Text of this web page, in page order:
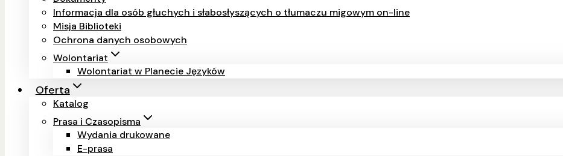
Informacja dla osób głuchych i słabosłyszących o tłumaczu migowym on-line
Misja Biblioteki
Ochrona danych osobowych
Wolontariat
Wolontariat w Planecie Języków
Oferta
Katalog
Prasa i Czasopisma
Wydania drukowane
E-prasa